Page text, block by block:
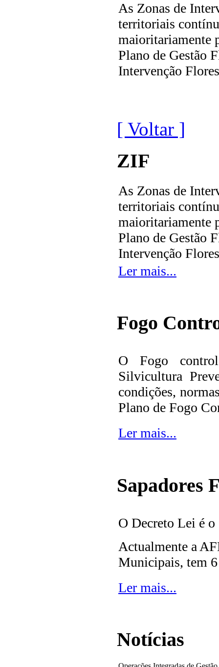
As Zonas de
territoriais
maioritariamente
Plano de Gestão
Intervenção
[ Voltar ]
ZIF
As Zonas de
territoriais
maioritariamente
Plano de Gestão
Intervenção
Ler mais...
Fogo
O Fogo
Silvicultura
condições,
Plano de Fogo
Ler mais...
Sapadores
O Decreto Lei é
Actualmente a
Municipais, tem
Ler mais...
Notícias